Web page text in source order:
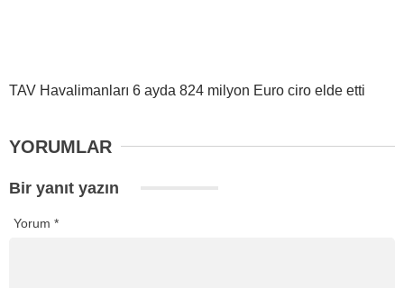
TAV Havalimanları 6 ayda 824 milyon Euro ciro elde etti
YORUMLAR
Bir yanıt yazın
Yorum *